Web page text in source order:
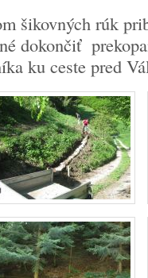
šikovných rúk
dokončiť
ku ceste pred